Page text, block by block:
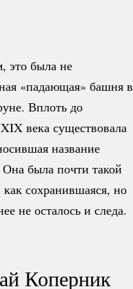
это была не
«падающая» башня в
Вплоть до
века существовала
название
была почти такой
сохранившаяся, но
не осталось и следа.
Коперник